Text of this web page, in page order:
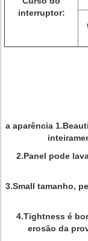
interruptor:
a aparência
2.Panel pode
3.Small tamanho,
4.Tightness é
erosão da